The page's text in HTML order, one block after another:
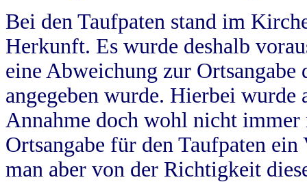
Bei den Taufpaten stand im
Herkunft. Es wurde deshalb
eine Abweichung zur
angegeben wurde. Hierbei wurde
Annahme doch wohl nicht
Ortsangabe für den Taufpaten
man aber von der Richtigkeit